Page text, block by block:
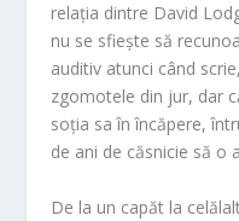
relația dintre David
nu se sfiește să
auditiv atunci când
zgomotele din jur, dar
soția sa în încăpere,
de ani de căsnicie să o
De la un capăt la